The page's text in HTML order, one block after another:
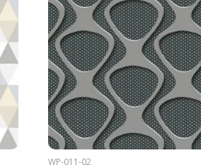
WP-011-02